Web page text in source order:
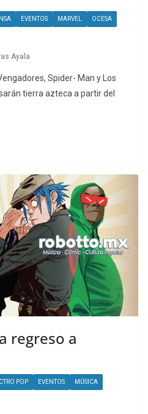
EVENTOS MARVEL OCESA
Ayala
Spider- Man y Los
tierra azteca a partir del
regreso a
POP EVENTOS MÚSICA